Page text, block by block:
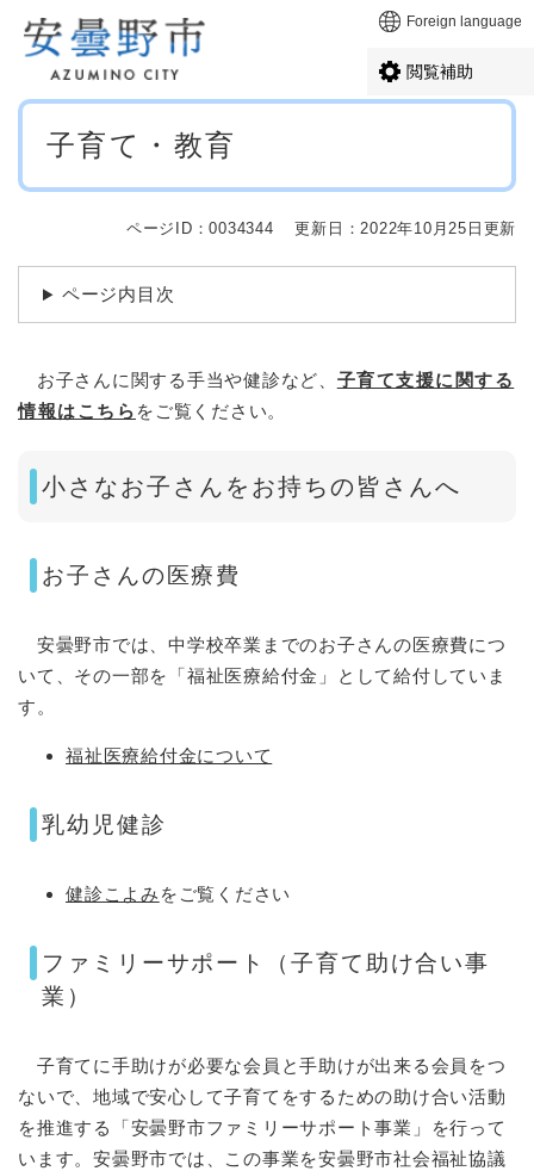
メニューを飛ばして本文へ Foreign language
閲覧補助
本
子育て・教育
ページID：0034344 更新日：2022年10月25日更新
ページ内目次
お子さんに関する手当や健診など、 子育て支援に関する
情報はこちら をご覧ください。
小さなお子さんをお持ちの皆さんへ
お子さんの医療費
安曇野市では、中学校卒業までのお子さんの医療費につ
いて、その一部を「福祉医療給付金」として給付していま
す。
福祉医療給付金について
乳幼児健診
健診こよみ をご覧ください
ファミリーサポート（子育て助け合い事
業）
子育てに手助けが必要な会員と手助けが出来る会員をつ
ないで、地域で安心して子育てをするための助け合い活動
を推進する「安曇野市ファミリーサポート事業」を行って
います。安曇野市では、この事業を安曇野市社会福祉協議